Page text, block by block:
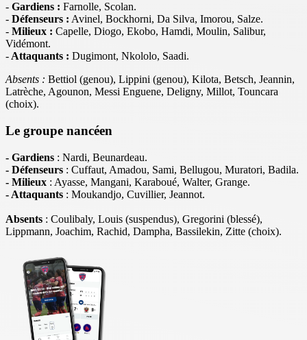
- Gardiens : Farnolle, Scolan.
- Défenseurs : Avinel, Bockhorni, Da Silva, Imorou, Salze.
- Milieux : Capelle, Diogo, Ekobo, Hamdi, Moulin, Salibur,
Vidémont.
- Attaquants : Dugimont, Nkololo, Saadi.
Absents : Bettiol (genou), Lippini (genou), Kilota, Betsch, Jeannin,
Latrèche, Agounon, Messi Enguene, Deligny, Millot, Touncara
(choix).
Le groupe nancéen
- Gardiens : Nardi, Beunardeau.
- Défenseurs : Cuffaut, Amadou, Sami, Bellugou, Muratori, Badila.
- Milieux : Ayasse, Mangani, Karaboué, Walter, Grange.
- Attaquants : Moukandjo, Cuvillier, Jeannot.
Absents : Coulibaly, Louis (suspendus), Gregorini (blessé),
Lippmann, Joachim, Rachid, Dampha, Bassilekin, Zitte (choix).